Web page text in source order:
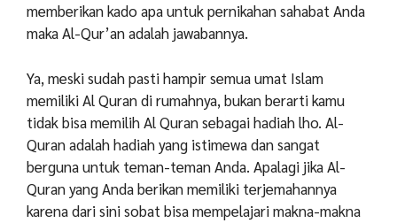
memberikan kado apa untuk pernikahan sahabat Anda
maka Al-Qur’an adalah jawabannya.
Ya, meski sudah pasti hampir semua umat Islam
memiliki Al Quran di rumahnya, bukan berarti kamu
tidak bisa memilih Al Quran sebagai hadiah lho. Al-
Quran adalah hadiah yang istimewa dan sangat
berguna untuk teman-teman Anda. Apalagi jika Al-
Quran yang Anda berikan memiliki terjemahannya
karena dari sini sobat bisa mempelajari makna-makna